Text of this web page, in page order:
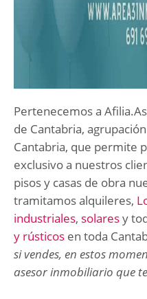
Pertenecemos a
de Cantabria,
Cantabria, que permite
exclusivo a nuestros
pisos y casas de obra
tramitamos alquileres,
industriales, solaresy
y rústicos en toda
si vendes, en estos
asesor inmobiliario que